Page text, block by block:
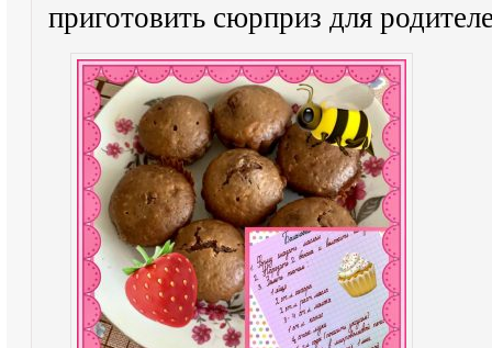
приготовить сюрприз для